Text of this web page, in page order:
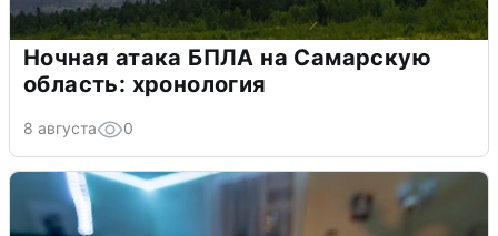
Ночная атака БПЛА на Самарскую
область: хронология
8 августа 0